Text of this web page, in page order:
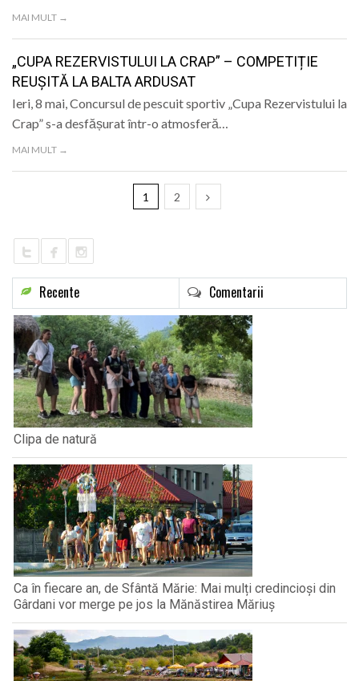
MAI MULT →
„CUPA REZERVISTULUI LA CRAP” – COMPETIȚIE
REUȘITĂ LA BALTA ARDUSAT
Ieri, 8 mai, Concursul de pescuit sportiv „Cupa Rezervistului la
Crap” s-a desfășurat într-o atmosferă…
MAI MULT →
1 2
Recente Comentarii
Clipa de natură
Ca în fiecare an, de Sfântă Mărie: Mai mulți credincioși din
Gârdani vor merge pe jos la Mănăstirea Măriuș